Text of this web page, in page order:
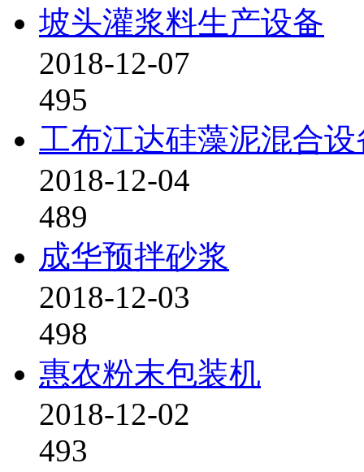
坡头灌浆料生产设备
2018-12-07
495
工布江达硅藻泥混合设
2018-12-04
489
成华预拌砂浆
2018-12-03
498
惠农粉末包装机
2018-12-02
493